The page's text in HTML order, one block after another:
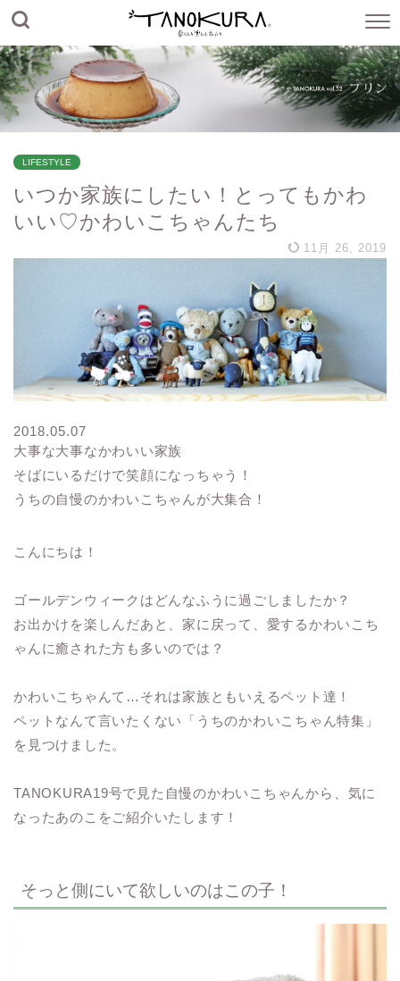
LIFESTYLE
いつか家族にしたい！とってもかわ
いい♡かわいこちゃんたち
11月 26, 2019
2018.05.07
大事な大事なかわいい家族
そばにいるだけで笑顔になっちゃう！
うちの自慢のかわいこちゃんが大集合！
こんにちは！
ゴールデンウィークはどんなふうに過ごしましたか？
お出かけを楽しんだあと、家に戻って、愛するかわいこち
ゃんに癒された方も多いのでは？
かわいこちゃんて…それは家族ともいえるペット達！
ペットなんて言いたくない「うちのかわいこちゃん特集」
を見つけました。
TANOKURA19号で見た自慢のかわいこちゃんから、気に
なったあのこをご紹介いたします！
そっと側にいて欲しいのはこの子！